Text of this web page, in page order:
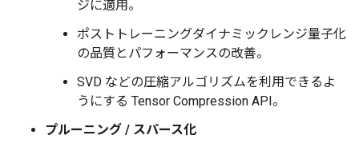
ジに適用。
ポストトレーニングダイナミックレンジ量子化
の品質とパフォーマンスの改善。
SVD などの圧縮アルゴリズムを利用できるよ
うにする Tensor Compression API。
プルーニング / スパース化